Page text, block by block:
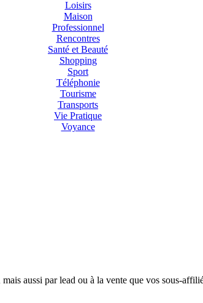
Loisirs
Maison
Professionnel
Rencontres
Santé et Beauté
Shopping
Sport
Téléphonie
Tourisme
Transports
Vie Pratique
Voyance
aussi par lead ou à la vente que vos sous-